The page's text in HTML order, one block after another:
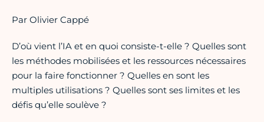
Par Olivier Cappé
D’où vient l’IA et en quoi consiste-t-elle ? Quelles sont
les méthodes mobilisées et les ressources nécessaires
pour la faire fonctionner ? Quelles en sont les
multiples utilisations ? Quelles sont ses limites et les
défis qu’elle soulève ?